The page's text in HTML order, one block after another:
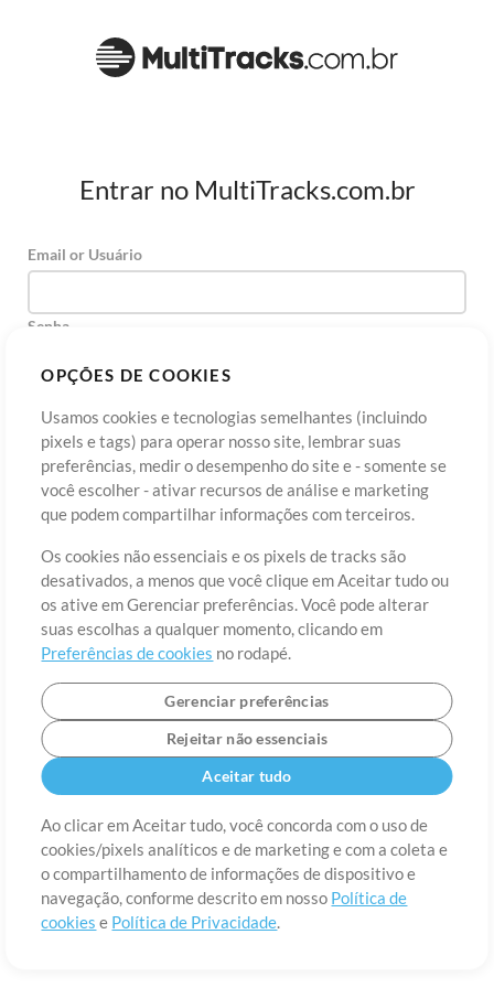
OPÇÕES DE COOKIES
Usamos cookies e tecnologias semelhantes (incluindo
pixels e tags) para operar nosso site, lembrar suas
preferências, medir o desempenho do site e - somente se
você escolher - ativar recursos de análise e marketing
que podem compartilhar informações com terceiros.
Os cookies não essenciais e os pixels de tracks são
desativados, a menos que você clique em Aceitar tudo ou
os ative em Gerenciar preferências. Você pode alterar
suas escolhas a qualquer momento, clicando em
Preferências de cookies no rodapé.
Gerenciar preferências
Rejeitar não essenciais
Aceitar tudo
Ao clicar em Aceitar tudo, você concorda com o uso de
cookies/pixels analíticos e de marketing e com a coleta e
o compartilhamento de informações de dispositivo e
navegação, conforme descrito em nosso Política de
cookies e Política de Privacidade.
Entrar no MultiTracks.com.br
Email or Usuário
Senha
Cadastre-seEsqueceu sua senha?
Termos de Uso Política de Privacidade
Preferências de
Contato
©2006-2026 por MultiTracks LLC. Todos os Direitos Reservados.